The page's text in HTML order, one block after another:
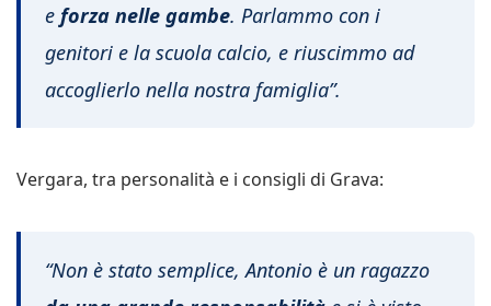
e forza nelle gambe. Parlammo con i
genitori e la scuola calcio, e riuscimmo ad
accoglierlo nella nostra famiglia”.
Vergara, tra personalità e i consigli di Grava:
“Non è stato semplice, Antonio è un ragazzo